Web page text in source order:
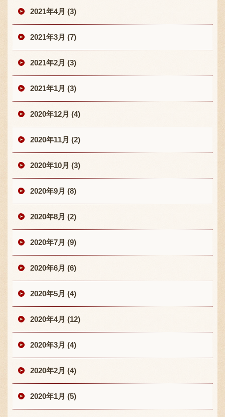
2021年4月 (3)
2021年3月 (7)
2021年2月 (3)
2021年1月 (3)
2020年12月 (4)
2020年11月 (2)
2020年10月 (3)
2020年9月 (8)
2020年8月 (2)
2020年7月 (9)
2020年6月 (6)
2020年5月 (4)
2020年4月 (12)
2020年3月 (4)
2020年2月 (4)
2020年1月 (5)